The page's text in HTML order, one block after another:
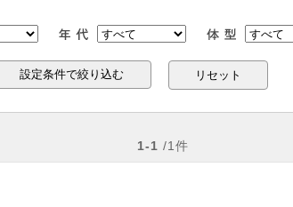
リセット
1-1 /1件